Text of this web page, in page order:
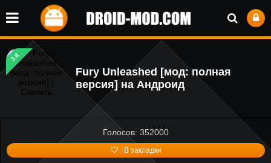
3.8
Fury Unleashed [мод: полная
версия] на Андроид
Голосов: 352000
В закладки